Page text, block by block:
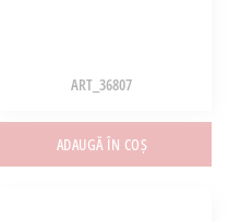
ART_36807
ADAUGĂ ÎN COȘ